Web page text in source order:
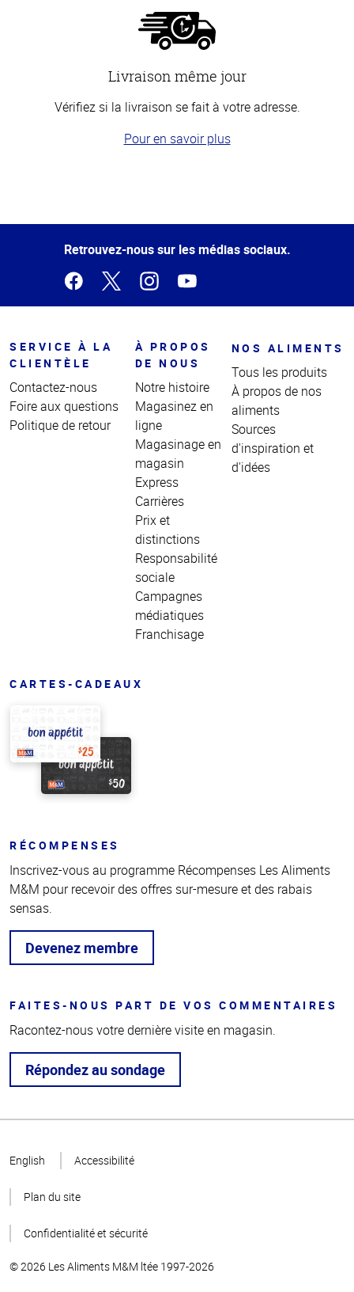
Livraison même jour
Vérifiez si la livraison se fait à votre adresse.
Pour en savoir plus
de la
Retrouvez-nous sur les médias sociaux.
SERVICE À LA
CLIENTÈLE
Contactez-nous
Foire aux questions
Politique de retour
À PROPOS
DE NOUS
Notre histoire
Magasinez en
ligne
Magasinage en
magasin
Express
Carrières
Prix et
distinctions
Responsabilité
sociale
Campagnes
médiatiques
Franchisage
NOS ALIMENTS
Tous les produits
À propos de nos
aliments
Sources
d'inspiration et
d'idées
CARTES-CADEAUX
RÉCOMPENSES
Inscrivez-vous au programme Récompenses Les Aliments
M&M pour recevoir des offres sur-mesure et des rabais
sensas.
Devenez membre
FAITES-NOUS PART DE VOS COMMENTAIRES
Racontez-nous votre dernière visite en magasin.
Répondez au sondage
page
English Accessibilité
Plan du site
Confidentialité et sécurité
© 2026 Les Aliments M&M ltée 1997-2026